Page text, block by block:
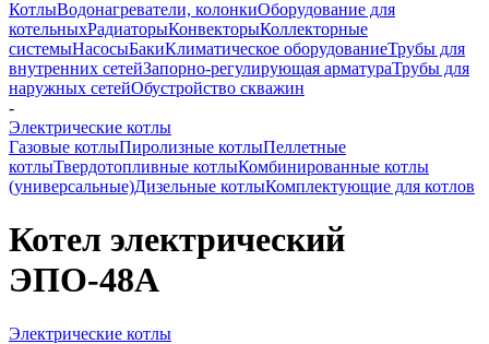
КотлыВодонагреватели, колонкиОборудование для
котельныхРадиаторыКонвекторыКоллекторные
системыНасосыБакиКлиматическое оборудованиеТрубы для
внутренних сетейЗапорно-регулирующая арматураТрубы для
наружных сетейОбустройство скважин
-
Электрические котлы
Газовые котлыПиролизные котлыПеллетные
котлыТвердотопливные котлыКомбинированные котлы
(универсальные)Дизельные котлыКомплектующие для котлов
Котел электрический
ЭПО-48А
Электрические котлы